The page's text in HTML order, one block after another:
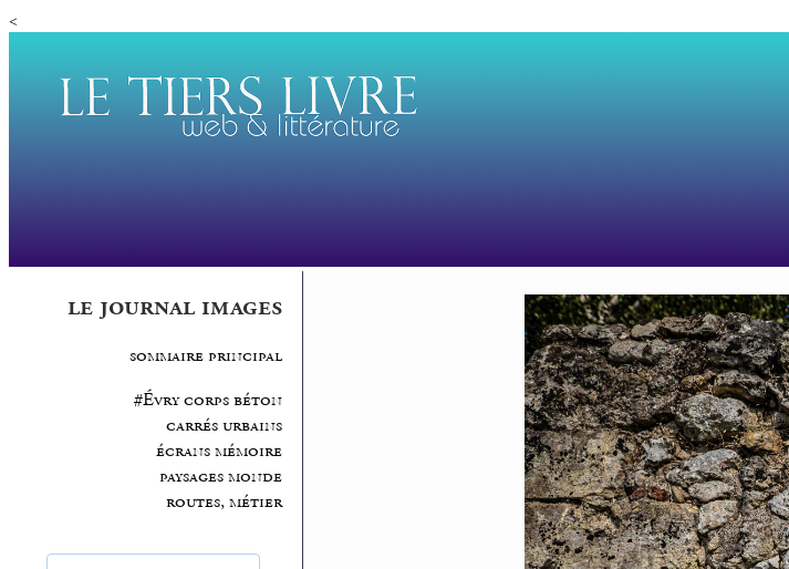
<
le journal images
sommaire principal
#Évry corps béton
carrés urbains
écrans mémoire
paysages monde
routes, métier